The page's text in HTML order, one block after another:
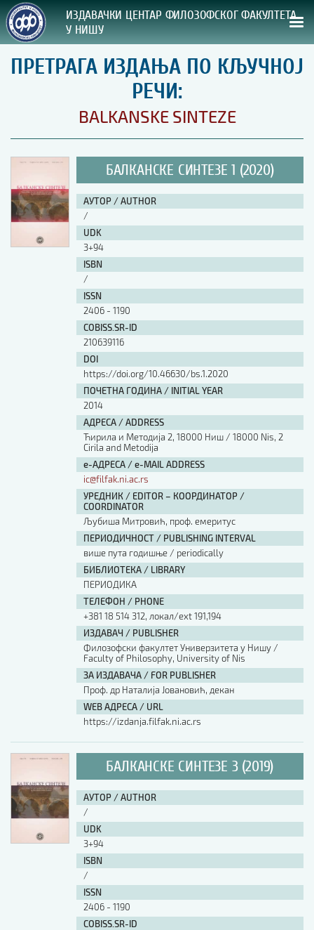
ИЗДАВАЧКИ ЦЕНТАР ФИЛОЗОФСКОГ ФАКУЛТЕТА
У НИШУ
СВА НАША ИЗДАЊА
ВРСТА ИЗДАЊА:
ПРЕГЛЕД
УПУТСТВА
УПУТСТВА
Правилник о издавачкој делатности
Упутство ауторима
Упутство уредницима
Изјава о ауторству
Изјава о лектури
Изјава о коришћењу ауторског дела
Упутство за бирање лиценце
Уговор са аутором
Шаблон прве стране и импресума [B5, ћир]
Шаблон прве стране и импресума [B5, лат]
Шаблон прве стране и импресума [B5, енг]
Етички кодекс
ПРЕТРАГА ИЗДАЊА
Наслов или део наслова
АУТОР / AUTHOR
ISSN
COBISS.SR-ID
ПРЕТРАГА ИЗДАЊА ПО КЉУЧНОЈ
РЕЧИ:
BALKANSKE SINTEZE
БАЛКАНСКЕ СИНТЕЗЕ 1 (2020)
АУТОР / AUTHOR
/
UDK
3+94
ISBN
/
ISSN
2406 - 1190
COBISS.SR-ID
210639116
DOI
https://doi.org/10.46630/bs.1.2020
ПОЧЕТНА ГОДИНА / INITIAL YEAR
2014
АДРЕСА / ADDRESS
Ћирила и Методија 2, 18000 Ниш / 18000 Nis, 2
Cirila and Metodija
е-АДРЕСА / e-MAIL ADDRESS
ic@filfak.ni.ac.rs
УРЕДНИК / EDITOR – КООРДИНАТОР /
COORDINATOR
Љубиша Митровић, проф. емеритус
ПЕРИОДИЧНОСТ / PUBLISHING INTERVAL
више пута годишње / periodically
БИБЛИОТЕКА / LIBRARY
ПЕРИОДИКА
ТЕЛЕФОН / PHONE
+381 18 514 312, локал/ext 191,194
ИЗДАВАЧ / PUBLISHER
Филозофски факултет Универзитета у Нишу /
Faculty of Philosophy, University of Nis
ЗА ИЗДАВАЧА / FOR PUBLISHER
Проф. др Наталија Јовановић, декан
WEB АДРЕСА / URL
https://izdanja.filfak.ni.ac.rs
БАЛКАНСКЕ СИНТЕЗЕ 3 (2019)
АУТОР / AUTHOR
/
UDK
3+94
ISBN
/
ISSN
2406 - 1190
COBISS.SR-ID